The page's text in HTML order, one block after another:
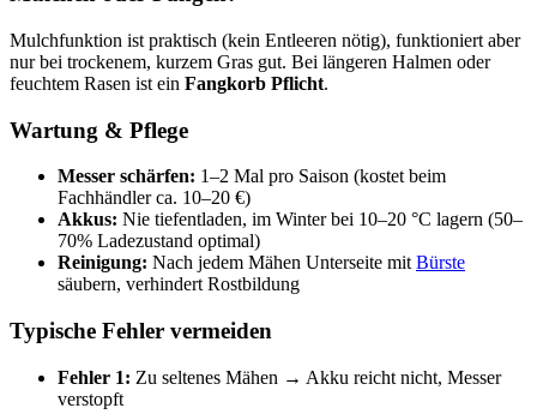
Mulchfunktion ist praktisch (kein Entleeren nötig), funktioniert aber
nur bei trockenem, kurzem Gras gut. Bei längeren Halmen oder
feuchtem Rasen ist ein Fangkorb Pflicht.
Wartung & Pflege
Messer schärfen: 1–2 Mal pro Saison (kostet beim
Fachhändler ca. 10–20 €)
Akkus: Nie tiefentladen, im Winter bei 10–20 °C lagern (50–
70% Ladezustand optimal)
Reinigung: Nach jedem Mähen Unterseite mitBürste
säubern, verhindert Rostbildung
Typische Fehler vermeiden
Fehler 1: Zu seltenes Mähen → Akku reicht nicht, Messer
verstopft